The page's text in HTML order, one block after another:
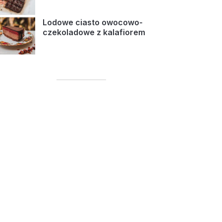
Lodowe ciasto owocowo-
czekoladowe z kalafiorem